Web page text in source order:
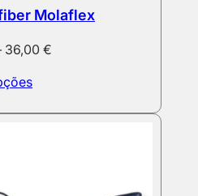
Molaflex
36,00€